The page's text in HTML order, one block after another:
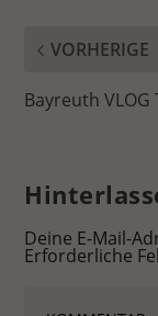
VORHERIGE
Bayreuth VLOG
Deine E-Mail-
Erforderliche